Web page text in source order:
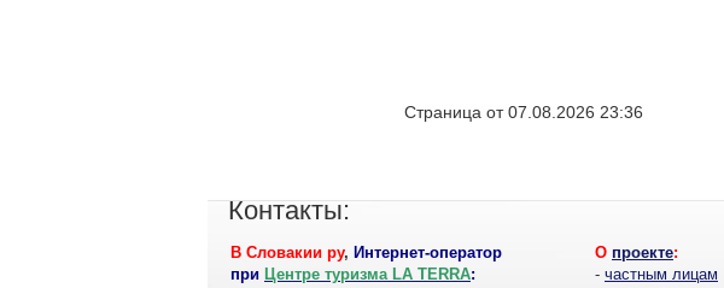
Страница от 07.08.2026 23:36
Контакты:
В Словакии ру, Интернет-оператор
при Центре туризма LA TERRA:
О проекте:
- частным лицам